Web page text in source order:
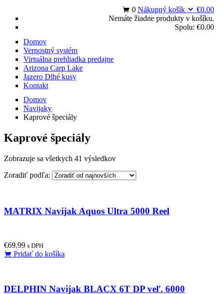
0 Nákupný košík €0.00
Nemáte žiadne produkty v košíku.
Spolu: €0.00
Domov
Vernostný systém
Virtuálna prehliadka predajne
Arizona Carp Lake
Jazero Dlhé kusy
Kontakt
Domov
Navijaky
Kaprové špeciály
Kaprové špeciály
Zobrazuje sa všetkych 41 výsledkov
Zoradiť podľa:
MATRIX Navijak Aquos Ultra 5000 Reel
€69.99 s DPH
Pridať do košíka
DELPHIN Navijak BLACX 6T DP veľ. 6000